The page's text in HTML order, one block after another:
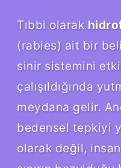
Tıbbi olarak
(rabies) ait bir
sinir sistemini
çalışıldığında
meydana gelir.
bedensel tepkiyi
olarak değil,